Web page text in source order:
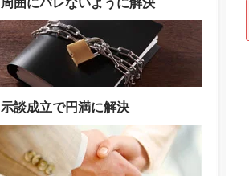
周囲にバレないように解決
示談成立で円満に解決